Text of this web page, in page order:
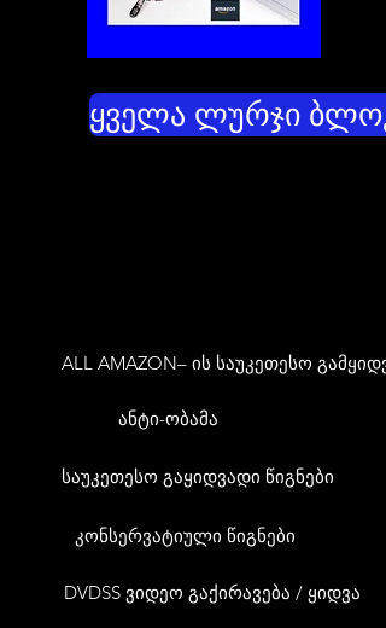
ყველა ლურჯი
ALL AMAZON– ის საუკეთესო
ანტი-ობამა
საუკეთესო გაყიდვადი წიგნები
კონსერვატიული წიგნები
DVDSS ვიდეო გაქირავება / ყიდვა